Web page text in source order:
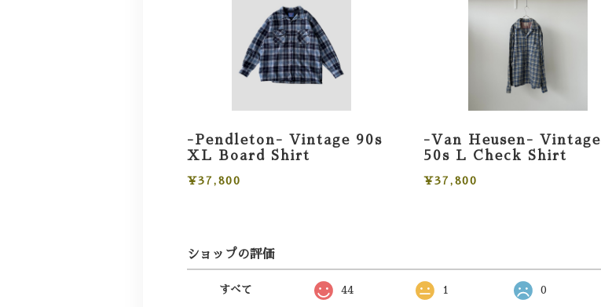
-Pendleton- Vintage 90s
XL Board Shirt
¥37,800
-Van Heusen- Vintage
50s L Check Shirt
¥37,800
ショップの評価
すべて 44 1 0